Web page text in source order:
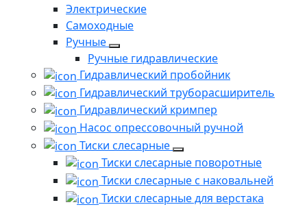
Электрические
Самоходные
Ручные
Ручные гидравлические
Гидравлический пробойник
Гидравлический труборасширитель
Гидравлический кримпер
Насос опрессовочный ручной
Тиски слесарные
Тиски слесарные поворотные
Тиски слесарные с наковальней
Тиски слесарные для верстака